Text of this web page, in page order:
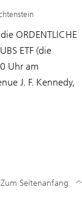
ORDENTLICHE
ETF (die
Uhr am
J. F. Kennedy,
Zum Seitenanfang